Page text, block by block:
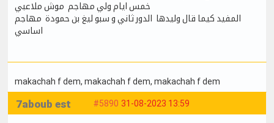
خمس ايام ولي مهاجم موش ملاعبي
المفيد كيما قال وليدها الدور ثاني و سبو ليغ بن حمودة مهاجم
اساسي
makachah f dem, makachah f dem, makachah f dem
#5890 31-08-2023 13:59
7aboub est